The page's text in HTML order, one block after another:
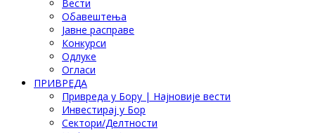
Вести
Обавештења
Јавне расправе
Конкурси
Одлуке
Огласи
ПРИВРЕДА
Привреда у Бору | Најновије вести
Инвестирај у Бор
Сектори/Делтности